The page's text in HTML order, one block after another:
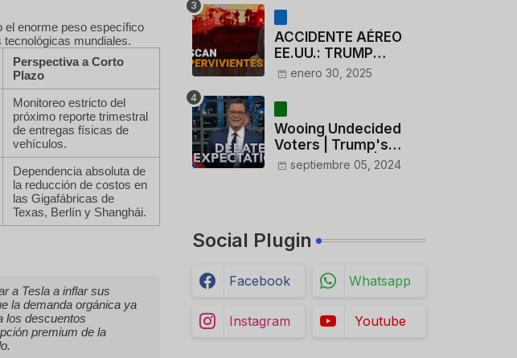
el enorme peso específico
tecnológicas mundiales.
Perspectiva a Corto
Plazo
Monitoreo estricto del
próximo reporte trimestral
de entregas físicas de
vehículos.
Dependencia absoluta de
la reducción de costos en
las Gigafábricas de
Texas, Berlín y Shanghái.
a Tesla a inflar sus
la demanda orgánica ya
los descuentos
premium de la
dólares a migrantes
deportados
ACCIDENTE AÉREO
EE.UU.: TRUMP
CUESTIONA LA
ACTUACIÓN DE LOS
CONTROLADORES y
PILOTO del
HELICÓPTERO
enero 30, 2025
Wooing Undecided
Voters | Trump's
Marijuana Plan | 1990s
septiembre 05, 2024
Social Plugin
Facebook Whatsapp
Instagram Youtube